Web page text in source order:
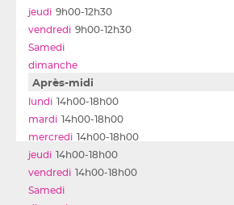
9h00-12h30
9h00-12h30
Après-midi
14h00-18h00
14h00-18h00
14h00-18h00
14h00-18h00
14h00-18h00